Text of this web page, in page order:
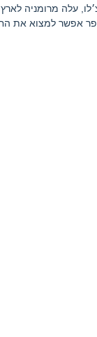
עלה מרומניה
אפשר למצוא את